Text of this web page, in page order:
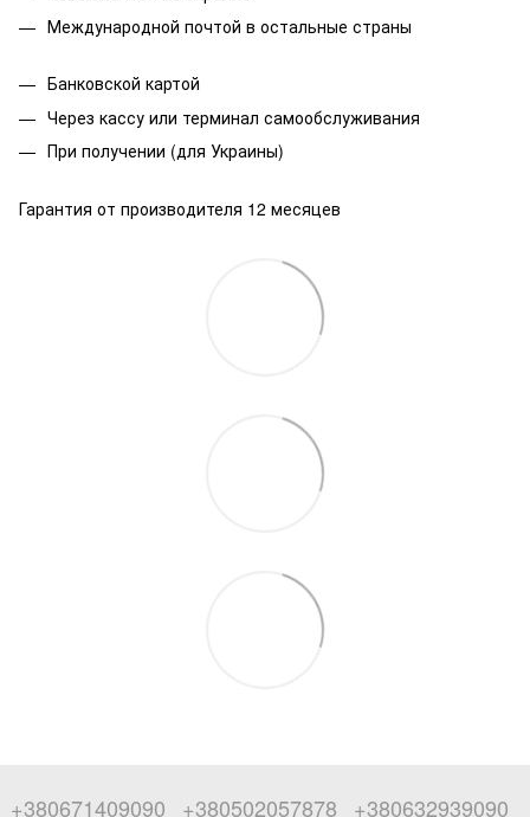
Международной почтой в остальные страны
Банковской картой
Через кассу или терминал самообслуживания
При получении (для Украины)
Гарантия от производителя 12 месяцев
+380671409090 +380502057878 +380632939090